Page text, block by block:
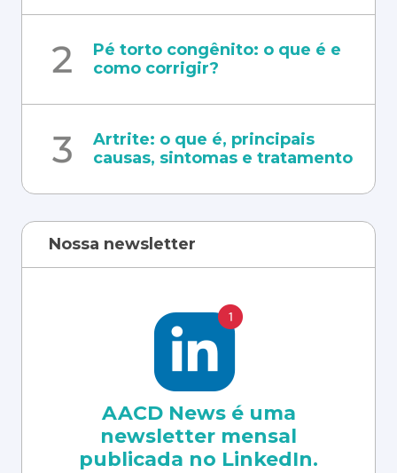
Pé torto congênito: o que é e
como corrigir?
Artrite: o que é, principais
causas, sintomas e tratamento
Nossa newsletter
AACD News é uma
newsletter mensal
publicada no LinkedIn.